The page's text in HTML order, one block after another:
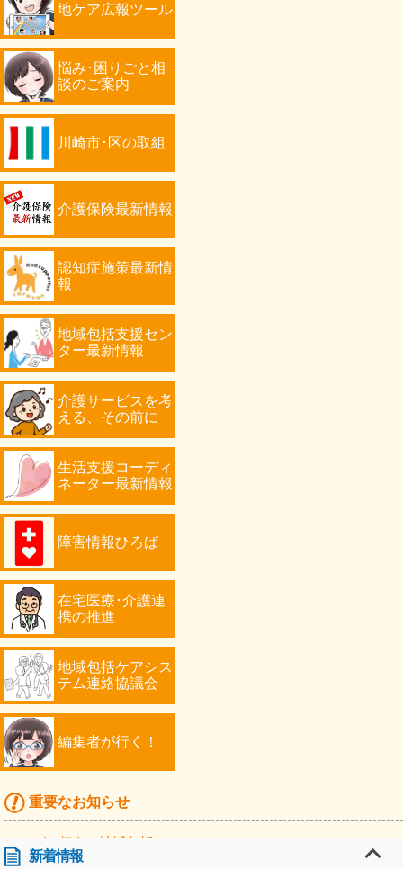
地ケア広報ツール
悩み･困りごと相
談のご案内
川崎市･区の取組
介護保険最新情報
認知症施策最新情
報
地域包括支援セン
ター最新情報
介護サービスを考
える、その前に
生活支援コーディ
ネーター最新情報
障害情報ひろば
在宅医療･介護連
携の推進
地域包括ケアシス
テム連絡協議会
編集者が行く！
重要なお知らせ
マンガで伝える地域包括ケア
新着情報